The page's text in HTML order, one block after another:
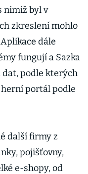
nimiž byl v
zkreslení mohlo
dále
fungují a Sazka
dat, podle kterých
portál podle
další firmy z
pojišťovny,
e-shopy, od